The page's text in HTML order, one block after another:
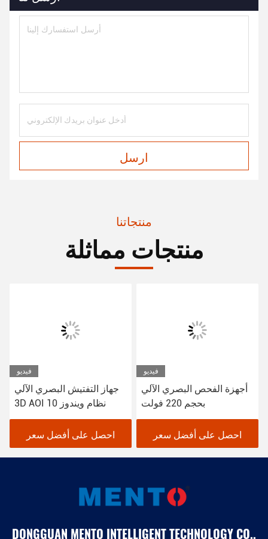
ارسل
منتجاتنا
منتجات مماثلة
فيديو
جهاز التفتيش البصري الآلي
3D AOI نظام ويندوز 10
احصل على أفضل سعر
فيديو
أجهزة الفحص البصري الآلي
بحجم 220 فولت
احصل على أفضل سعر
DONGGUAN MENTO INTELLIGENT TECHNOLOGY CO.,